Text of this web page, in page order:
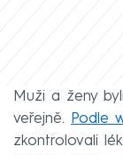
Muži a ženy
veřejně. Podle
zkontrolovali